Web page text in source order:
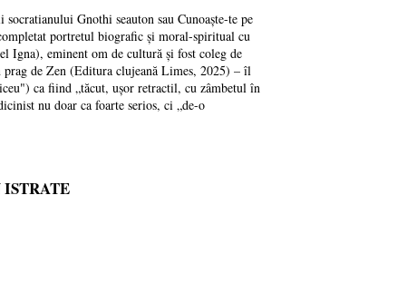
Gnothi seauton sau Cunoaște-te pe
portretul biografic și moral-spiritual cu
Igna), eminent om de cultură și fost coleg de
de Zen (Editura clujeană Limes, 2025) – îl
ca fiind „tăcut, ușor retractil, cu zâmbetul în
nu doar ca foarte serios, ci „de-o
ISTRATE